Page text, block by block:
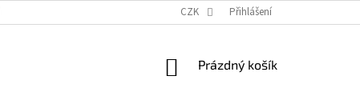
CZK Přihlášení
NÁKUPNÍ
Prázdný košík